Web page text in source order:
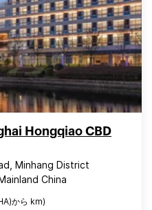
Hongqiao CBD
Minhang District
China
から km)